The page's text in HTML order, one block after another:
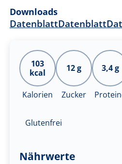
Downloads
DatenblattDatenblatt
103
kcal
Kalorien
12 g
Zucker
3,4 g
Glutenfrei
Nährwerte